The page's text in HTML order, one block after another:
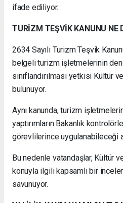
ifade ediliyor.
TURİZM TEŞVİK KANUNU NE
2634 Sayılı Turizm Teşvik
belgeli turizm işletmelerinin
sınıflandırılması yetkisi Kültür
bulunuyor.
Aynı kanunda, turizm
yaptırımların Bakanlık
görevlilerince uygulanabileceği
Bu nedenle vatandaşlar, Kültür
konuyla ilgili kapsamlı bir
savunuyor.